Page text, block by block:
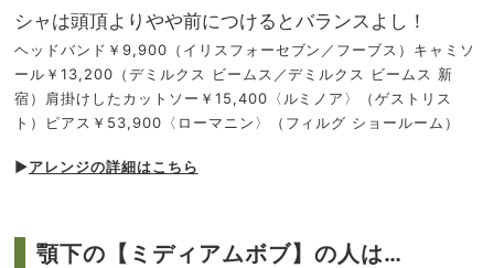
シャは頭頂よりやや前につけるとバランスよし！
ヘッドバンド￥9,900（イリスフォーセブン／フーブス）キャミソ
ール￥13,200（デミルクス ビームス／デミルクス ビームス 新
宿）肩掛けしたカットソー￥15,400〈ルミノア〉（ゲストリス
ト）ピアス￥53,900〈ローマニン〉（フィルグ ショールーム）
▶︎アレンジの詳細はこちら
顎下の【ミディアムボブ】の人は…